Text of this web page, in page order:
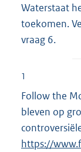
Waterstaat
toekomen.
vraag 6.
1
Follow the
bleven op
https://